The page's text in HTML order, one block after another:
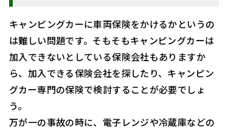
キャンピングカーに車両保険をかけるかというの
は難しい問題です。そもそもキャンピングカーは
加入できないとしている保険会社もありますか
ら、加入できる保険会社を探したり、キャンピン
グカー専門の保険で検討することが必要でしょ
う。
万が一の事故の時に、電子レンジや冷蔵庫などの